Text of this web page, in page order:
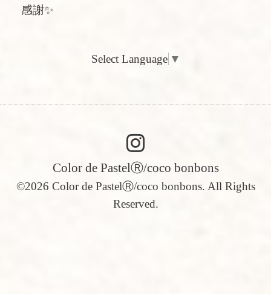
感謝✨
Select Language ▼
Color de PastelⓇ/coco bonbons
©2026 Color de PastelⓇ/coco bonbons. All Rights
Reserved.